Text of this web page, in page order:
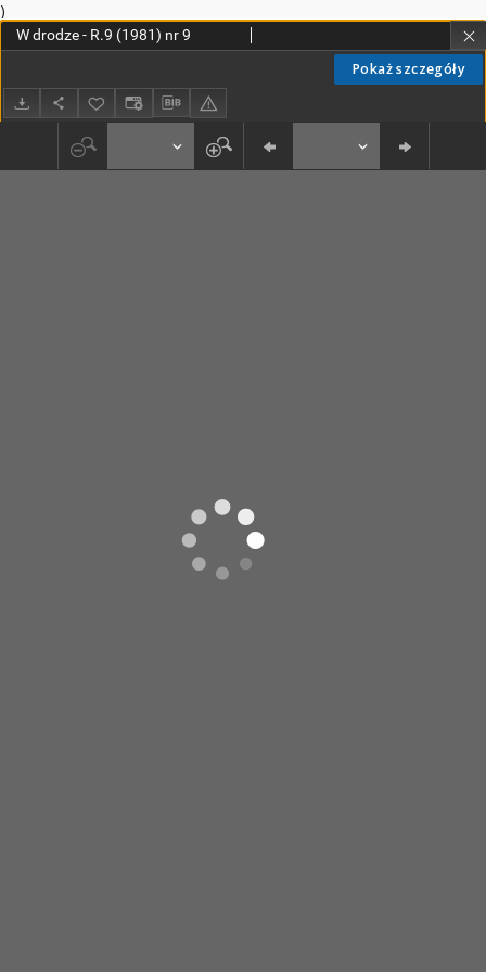
)
Pokaż szczegóły
W drodze - R.9 (1981) nr 9